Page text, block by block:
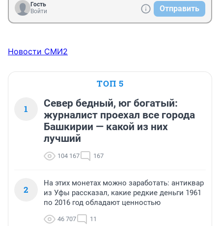
Гость
Войти
Отправить
Новости СМИ2
ТОП 5
1
Север бедный, юг богатый:
журналист проехал все города
Башкирии — какой из них
лучший
104 167 167
2
На этих монетах можно заработать: антиквар
из Уфы рассказал, какие редкие деньги 1961
по 2016 год обладают ценностью
46 707 11